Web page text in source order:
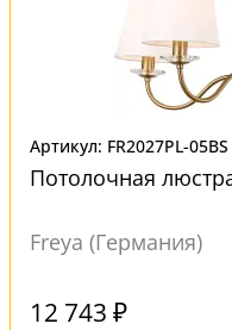
Артикул: FR2027PL-05BS
Потолочная
Freya (Германия)
12 743 ₽